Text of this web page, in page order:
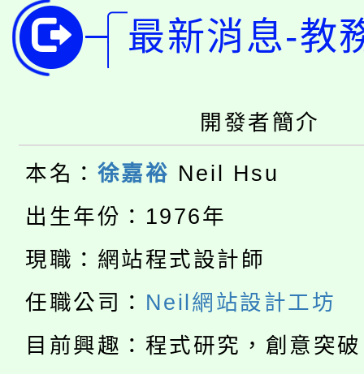
版
公告本校115學年度第
代理(課)教師甄選結果(
「2026金融保險知識
桃園市115學年度學生
生本土語及新住民語歌
公告本校115學年度第
公告本校115學年度第
代理(課)教師甄選結果
轉知中國文化大學推廣
《TA101》溝通分析基
程，歡迎學生輔導中心
淨零綠生活教案入校路
會
115年食農教育專業人
程
學期銜接期間理賠案件
最新消息-教
開發者簡介
本名： 徐嘉裕 Neil Hsu
出生年份：1976年
現職：網站程式設計師
任職公司： Neil網站設計工坊
目前興趣：程式研究，創意突